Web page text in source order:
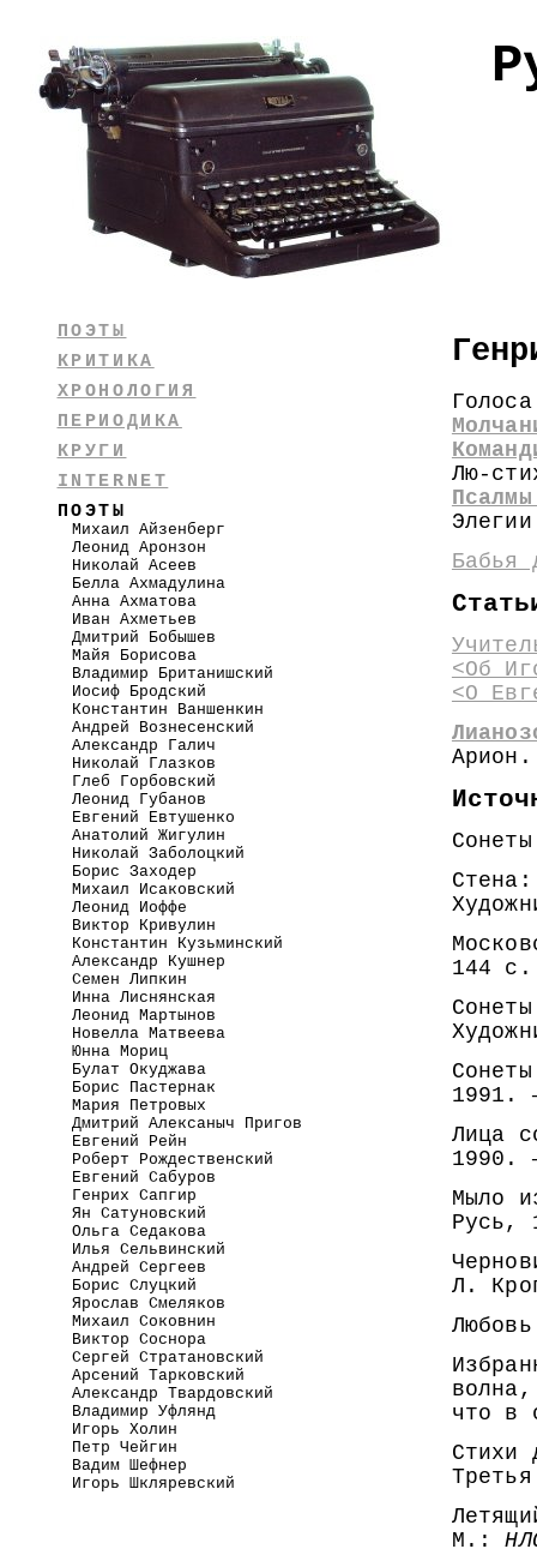
Лю-
Бабья
<Об
<О
144
1991.
Лица
1990.
Мыло
Русь,
Л.
что в
Стихи
М.:
ПОЭТЫ
КРИТИКА
ХРОНОЛОГИЯ
ПЕРИОДИКА
КРУГИ
INTERNET
ПОЭТЫ
Михаил Айзенберг
Леонид Аронзон
Николай Асеев
Белла Ахмадулина
Анна Ахматова
Иван Ахметьев
Дмитрий Бобышев
Майя Борисова
Владимир Британишский
Иосиф Бродский
Константин Ваншенкин
Андрей Вознесенский
Александр Галич
Николай Глазков
Глеб Горбовский
Леонид Губанов
Евгений Евтушенко
Анатолий Жигулин
Николай Заболоцкий
Борис Заходер
Михаил Исаковский
Леонид Иоффе
Виктор Кривулин
Константин Кузьминский
Александр Кушнер
Семен Липкин
Инна Лиснянская
Леонид Мартынов
Новелла Матвеева
Юнна Мориц
Булат Окуджава
Борис Пастернак
Мария Петровых
Дмитрий Алексаныч Пригов
Евгений Рейн
Роберт Рождественский
Евгений Сабуров
Генрих Сапгир
Ян Сатуновский
Ольга Седакова
Илья Сельвинский
Андрей Сергеев
Борис Слуцкий
Ярослав Смеляков
Михаил Соковнин
Виктор Соснора
Сергей Стратановский
Арсений Тарковский
Александр Твардовский
Владимир Уфлянд
Игорь Холин
Петр Чейгин
Вадим Шефнер
Игорь Шкляревский